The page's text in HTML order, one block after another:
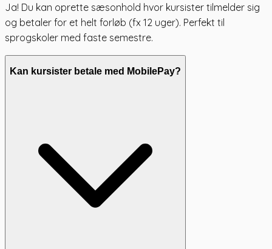
Ja! Du kan oprette sæsonhold hvor kursister tilmelder sig
og betaler for et helt forløb (fx 12 uger). Perfekt til
sprogskoler med faste semestre.
Kan kursister betale med MobilePay?